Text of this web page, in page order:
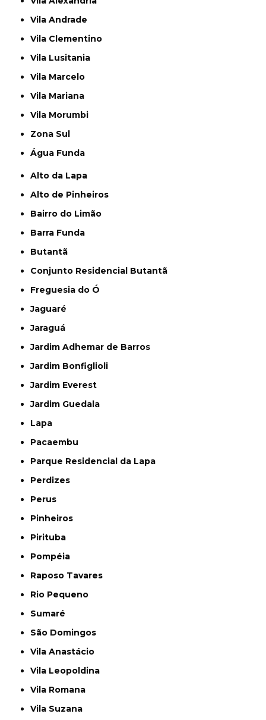
Vila Andrade
Vila Clementino
Vila Lusitania
Vila Marcelo
Vila Mariana
Vila Morumbi
Zona Sul
Água Funda
Alto da Lapa
Alto de Pinheiros
Bairro do Limão
Barra Funda
Butantã
Conjunto Residencial Butantã
Freguesia do Ó
Jaguaré
Jaraguá
Jardim Adhemar de Barros
Jardim Bonfiglioli
Jardim Everest
Jardim Guedala
Lapa
Pacaembu
Parque Residencial da Lapa
Perdizes
Perus
Pinheiros
Pirituba
Pompéia
Raposo Tavares
Rio Pequeno
Sumaré
São Domingos
Vila Anastácio
Vila Leopoldina
Vila Romana
Vila Suzana